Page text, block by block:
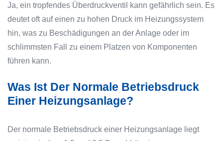
Ja, ein tropfendes Überdruckventil kann gefährlich sein. Es
deutet oft auf einen zu hohen Druck im Heizungssystem
hin, was zu Beschädigungen an der Anlage oder im
schlimmsten Fall zu einem Platzen von Komponenten
führen kann.
Was Ist Der Normale Betriebsdruck
Einer Heizungsanlage?
Der normale Betriebsdruck einer Heizungsanlage liegt